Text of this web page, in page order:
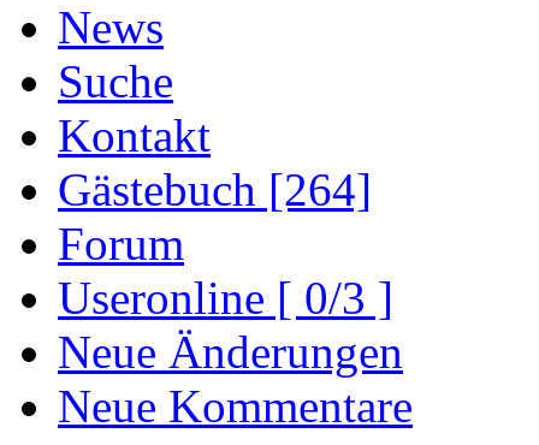
News
Suche
Kontakt
Gästebuch [264]
Forum
Useronline [ 0/3 ]
Neue Änderungen
Neue Kommentare